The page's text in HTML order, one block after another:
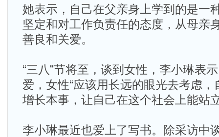
她表示，自己在父亲身上学到的是一
坚定和对工作负责任的态度，从母亲
善良和关爱。
“三八”节将至，谈到女性，李小琳表
爱，女性“应该用长远的眼光去考虑
增长本事，让自己在这个社会上能站
李小琳最近也爱上了写书。除采访中